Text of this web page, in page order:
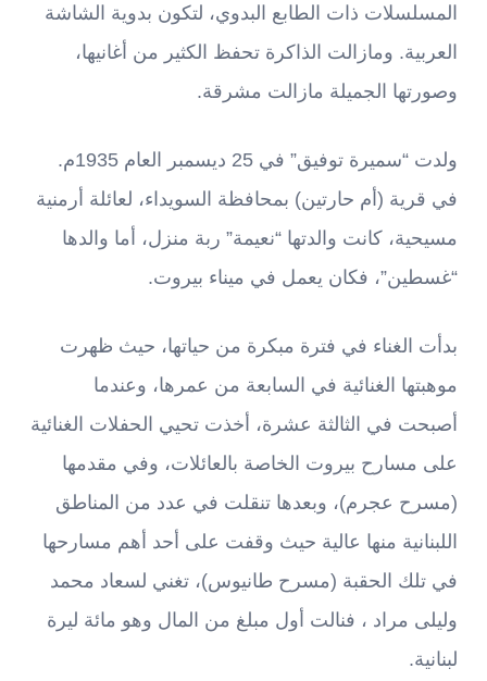
المسلسلات ذات الطابع البدوي، لتكون بدوية الشاشة
العربية. ومازالت الذاكرة تحفظ الكثير من أغانيها،
وصورتها الجميلة مازالت مشرقة.
ولدت “سميرة توفيق” في 25 ديسمبر العام 1935م.
في قرية (أم حارتين) بمحافظة السويداء، لعائلة أرمنية
مسيحية، كانت والدتها “نعيمة” ربة منزل، أما والدها
“غسطين”، فكان يعمل في ميناء بيروت.
بدأت الغناء في فترة مبكرة من حياتها، حيث ظهرت
موهبتها الغنائية في السابعة من عمرها، وعندما
أصبحت في الثالثة عشرة، أخذت تحيي الحفلات الغنائية
على مسارح بيروت الخاصة بالعائلات، وفي مقدمها
(مسرح عجرم)، وبعدها تنقلت في عدد من المناطق
اللبنانية منها عالية حيث وقفت على أحد أهم مسارحها
في تلك الحقبة (مسرح طانيوس)، تغني لسعاد محمد
وليلى مراد ، فنالت أول مبلغ من المال وهو مائة ليرة
لبنانية.